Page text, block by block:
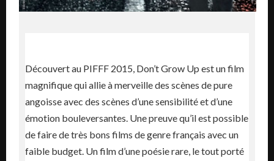
Découvert au PIFFF 2015, Don’t Grow Up est un film
magnifique qui allie à merveille des scènes de pure
angoisse avec des scènes d’une sensibilité et d’une
émotion bouleversantes. Une preuve qu’il est possible
de faire de très bons films de genre français avec un
faible budget. Un film d’une poésie rare, le tout porté